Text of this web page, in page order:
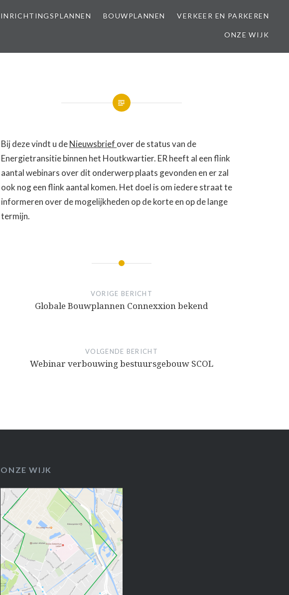
INRICHTINGSPLANNEN BOUWPLANNEN VERKEER EN PARKEREN
ONZE WIJK
Bij deze vindt u deNieuwsbrief over de status van de
Energietransitie binnen het Houtkwartier. ER heeft al een flink
aantal webinars over dit onderwerp plaats gevonden en er zal
ook nog een flink aantal komen. Het doel is om iedere straat te
informeren over de mogelijkheden op de korte en op de lange
termijn.
VORIGE BERICHT
Globale Bouwplannen Connexxion bekend
VOLGENDE BERICHT
Webinar verbouwing bestuursgebouw SCOL
ONZE WIJK